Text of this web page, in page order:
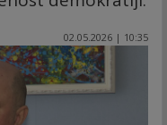
02.05.2026 | 10:35